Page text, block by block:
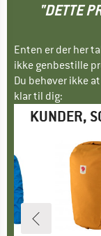
"DETTE
Enten er der her
ikke genbestille
Du behøver ikke
klar til dig:
KUNDER,